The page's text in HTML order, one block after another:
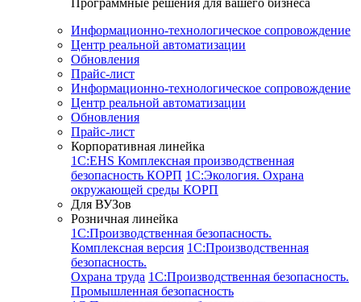
Информационно-технологическое сопровождение
Центр реальной автоматизации
Обновления
Прайс-лист
Информационно-технологическое сопровождение
Центр реальной автоматизации
Обновления
Прайс-лист
Корпоративная линейка
1С:EHS Комплексная производственная
безопасность КОРП 1С:Экология. Охрана
окружающей среды КОРП
Для ВУЗов
Розничная линейка
1C:Производственная безопасность.
Комплексная версия 1C:Производственная
безопасность.
Охрана труда 1C:Производственная безопасность.
Промышленная безопасность